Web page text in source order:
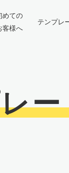
めての
客様へ
テンプレ